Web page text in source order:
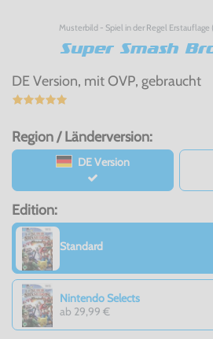
Musterbild - Spiel in der Regel Erstauflage
Super Smash
DE Version, mit OVP, gebraucht
Region / Länderversion:
DE Version
Edition:
Standard
Nintendo Selects
ab 29,99 €